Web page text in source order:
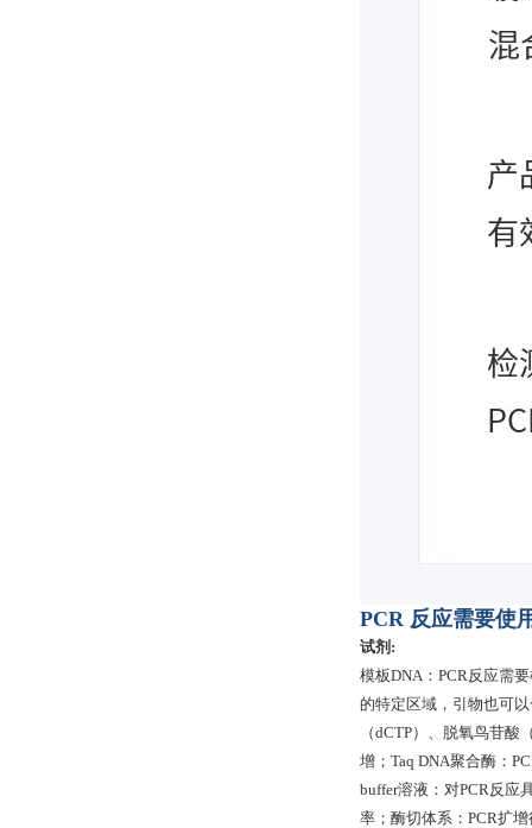
PCR 反应需要使
试剂:
模板DNA：PCR反应需
的特定区域，引物也可
（dCTP）、脱氧鸟苷
增；Taq DNA聚合酶：
buffer溶液：对PCR反应
率；酶切体系：PCR扩